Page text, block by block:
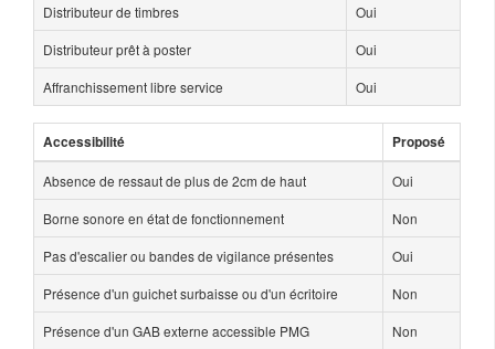
Distributeur de timbres
Oui
Distributeur prêt à poster
Oui
Affranchissement libre service
Oui
Accessibilité Proposé
Absence de ressaut de plus de 2cm de haut
Oui
Borne sonore en état de fonctionnement
Non
Pas d'escalier ou bandes de vigilance présentes
Oui
Présence d'un guichet surbaisse ou d'un écritoire
Non
Présence d'un GAB externe accessible PMG
Non